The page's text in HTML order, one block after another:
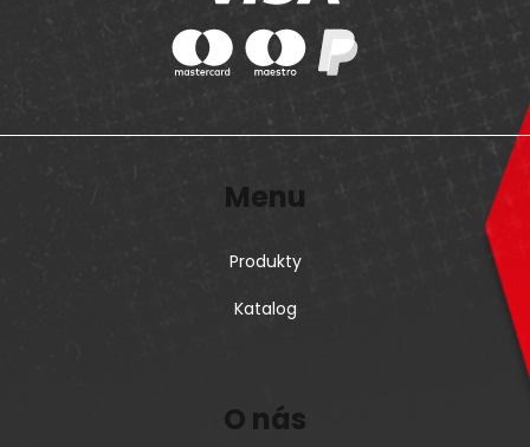
Menu
Produkty
Katalog
O nás